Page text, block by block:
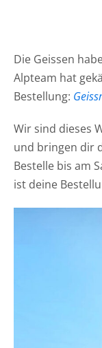
Die Geissen
Alpteam hat
Bestellung:
Wir sind dieses
und bringen dir
Bestelle bis am
ist deine